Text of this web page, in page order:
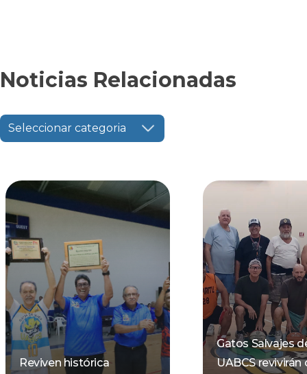
Noticias Relacionadas
Seleccionar categoria
Reviven histórica
Gatos Salvajes
UABCS revivirán